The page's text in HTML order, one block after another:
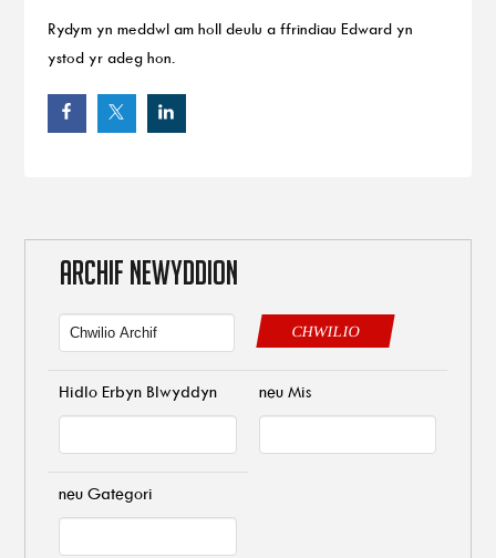
Rydym yn meddwl am holl deulu a ffrindiau Edward yn
ystod yr adeg hon.
ARCHIF NEWYDDION
CHWILIO
Hidlo Erbyn Blwyddyn neu Mis
neu Gategori